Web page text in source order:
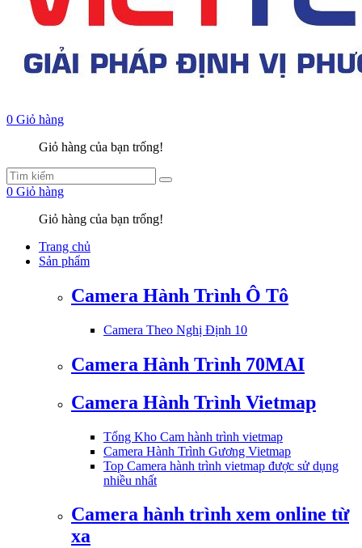
0 Giỏ hàng
Giỏ hàng của bạn trống!
0 Giỏ hàng
Giỏ hàng của bạn trống!
Trang chủ
Sản phẩm
Camera Hành Trình Ô Tô
Camera Theo Nghị Định 10
Camera Hành Trình 70MAI
Camera Hành Trình Vietmap
Tổng Kho Cam hành trình vietmap
Camera Hành Trình Gương Vietmap
Top Camera hành trình vietmap được sử dụng
nhiều nhất
Camera hành trình xem online từ
xa